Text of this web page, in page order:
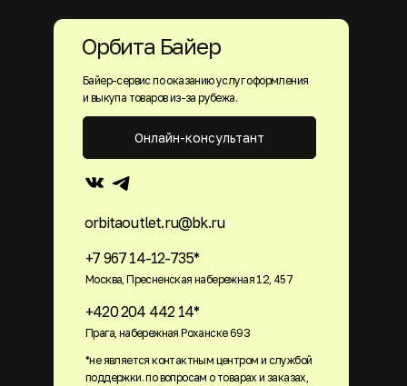
Байер-сервис по оказанию услуг оформления
и выкупа товаров из-за рубежа.
+7 967 14-12-735*
Москва, Пресненская набережная 12, 457
+420 204 442 14*
Прага, набережная Роханске 693
orbitaoutlet.ru@bk.ru
Онлайн-консультант
Орбита Байер
*не является контактным центром и службой
поддержки. по вопросам о товарах и заказах,